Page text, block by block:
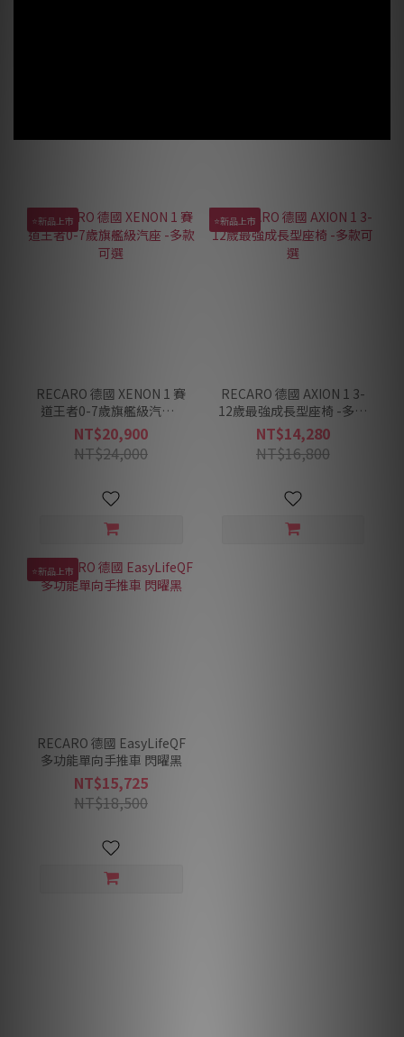
⭐新品上市
RECARO 德國 XENON 1 賽
道王者0-7歲旗艦級汽座 -
多款可選
NT$20,900
NT$24,000
⭐新品上市
RECARO 德國 AXION 1 3-
12歲最強成長型座椅 -多款
可選
NT$14,280
NT$16,800
⭐新品上市
RECARO 德國 EasyLifeQF
多功能單向手推車 閃曜黑
NT$15,725
NT$18,500